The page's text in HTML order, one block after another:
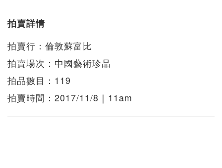
拍賣詳情
拍賣行：倫敦蘇富比
拍賣場次：中國藝術珍品
拍品數目：119
拍賣時間：2017/11/8｜11am